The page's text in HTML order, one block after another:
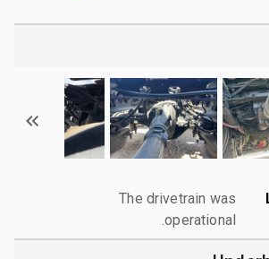
The drivetrain was
operational.